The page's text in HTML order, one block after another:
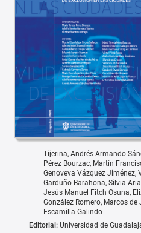
Tijerina Andrés Armando
Pérez Bourzac Martín
Genoveva Vázquez Jiménez
Garduño Barahona Silvia
Jesús Manuel Fitch Osuna
González Romero Marcos de
Escamilla Galindo
Editorial: Universidad de